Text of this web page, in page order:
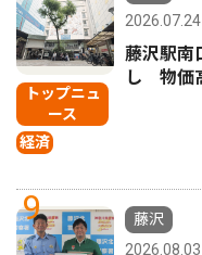
トップニュ
ース
経済
2026.07.24
藤沢駅南
し 物価
9
藤沢
2026.08.03